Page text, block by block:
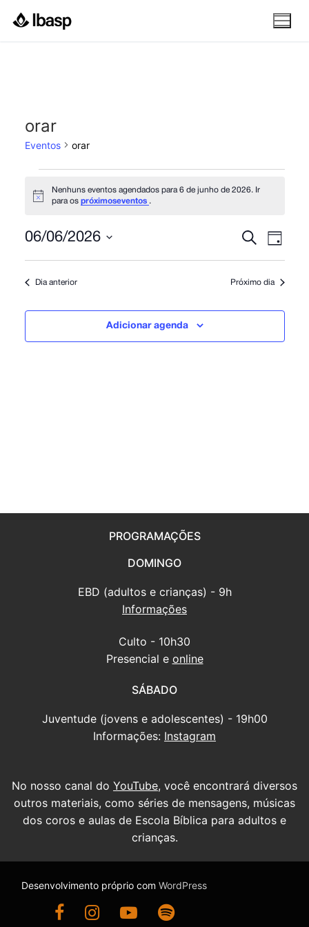
para
orar
Eventos orar
Eventos
for
6
de
de
2026
Notice
Nenhuns eventos agendados para 6 de junho de 2026. Ir
para ospróximoseventos .
e
de
Procurar
eventos
do
Dia
06/06/2026
data.
Dia anterior Próximo dia
Adicionar agenda
PROGRAMAÇÕES
DOMINGO
EBD (adultos e crianças) - 9h
Informações
Culto - 10h30
Presencial e online
SÁBADO
Juventude (jovens e adolescentes) - 19h00
Informações: Instagram
No nosso canal do YouTube, você encontrará diversos
outros materiais, como séries de mensagens, músicas
dos coros e aulas de Escola Bíblica para adultos e
crianças.
Desenvolvimento próprio com WordPress